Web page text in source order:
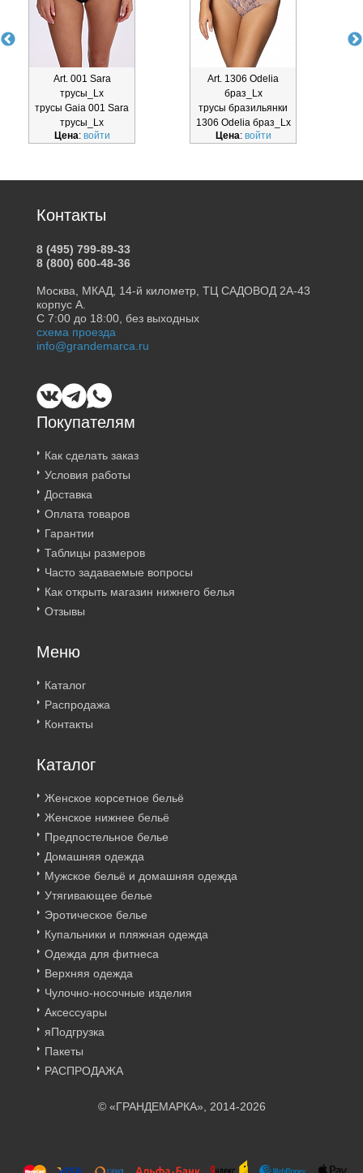
Art. 001 Sara
трусы_Lx
трусы Gaia 001 Sara
трусы_Lx
Цена: войти
Art. 1306 Odelia
браз_Lx
трусы бразильянки
1306 Odelia браз_Lx
Цена: войти
Покупателям
Как сделать заказ
Условия работы
Доставка
Оплата товаров
Гарантии
Таблицы размеров
Часто задаваемые вопросы
Как открыть магазин нижнего белья
Отзывы
Меню
Каталог
Распродажа
Контакты
Каталог
Женское корсетное бельё
Женское нижнее бельё
Предпостельное белье
Домашняя одежда
Мужское бельё и домашняя одежда
Утягивающее белье
Эротическое белье
Купальники и пляжная одежда
Одежда для фитнеса
Верхняя одежда
Чулочно-носочные изделия
Аксессуары
яПодгрузка
Пакеты
РАСПРОДАЖА
Контакты
8 (495) 799-89-33
8 (800) 600-48-36
Москва, МКАД, 14-й километр, ТЦ САДОВОД 2А-43
корпус А.
С 7:00 до 18:00, без выходных
схема проезда
info@grandemarca.ru
© «ГРАНДЕМАРКА», 2014-2026